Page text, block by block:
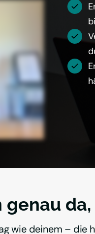
genau
wie deinem – die